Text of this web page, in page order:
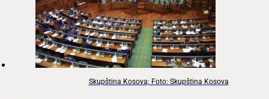
Skupština Kosova; Foto: Skupština Kosova